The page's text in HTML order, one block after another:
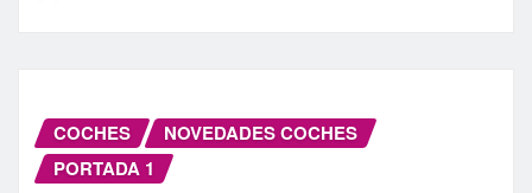
COCHES
NOVEDADES COCHES
PORTADA 1